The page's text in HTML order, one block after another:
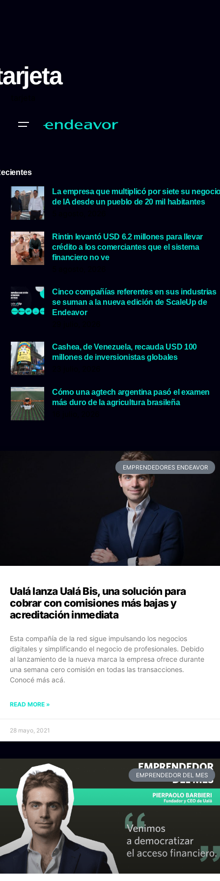
La empresa que multiplicó por siete su
de IA desde un pueblo de 20 mil habitantes
Rintin levantó USD 6.2 millones para llevar
crédito a los comerciantes que el sistema
financiero no ve
Cinco compañías referentes en sus industrias
se suman a la nueva edición de ScaleUp de
Endeavor
Cashea, de Venezuela, recauda USD 100
millones de inversionistas globales
Cómo una agtech argentina pasó el examen
más duro de la agricultura brasileña
EMPRENDEDORES ENDEAVOR
Ualá lanza Ualá Bis, una solución para
cobrar con comisiones más bajas y
acreditación inmediata
Esta compañía de la red sigue impulsando los negocios
digitales y simplificando el negocio de profesionales. Debido
al lanzamiento de la nueva marca la empresa ofrece durante
una semana cero comisión en todas las transacciones.
Conocé más acá.
READ MORE »
28 mayo, 2021
EMPRENDEDOR DEL MES